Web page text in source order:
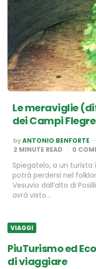
Le meraviglie
dei Campi
POSTED
BY
byANTONIO BENFORTE
2 MINUTE READ 0
Spiegatelo, a un turista
potrà perdersi nel
Vesuvio dall’alto di
avrà visto…
VIAGGI
PiuTurismo ed
di viaggiare